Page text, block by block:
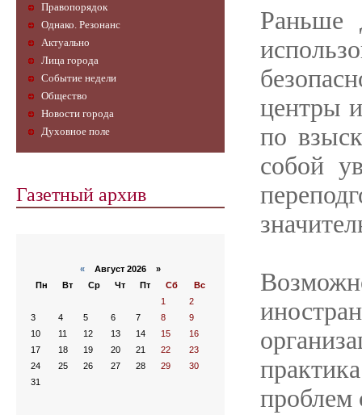
Правопорядок
Однако. Резонанс
Актуально
Лица города
Событие недели
Общество
Новости города
Духовное поле
Газетный архив
« Август 2026 »
Пн
Вт Ср Чт Пт Сб
Вс
1
2
3
4 5 6 7 8
9
10
11 12 13 14 15
16
17
18 19 20 21 22
23
24
25 26 27 28 29
30
31
Раньше
центры
по
собой
проблем